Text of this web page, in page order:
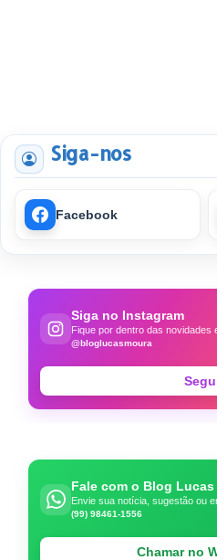
Siga-nos
Facebook
Siga no Instagram
Fique por dentro das novidades
@bloglucasmoura
Fale com o Blog Lucas
Envie sua notícia, sugestão ou
(99) 98461-1556
Chamar no